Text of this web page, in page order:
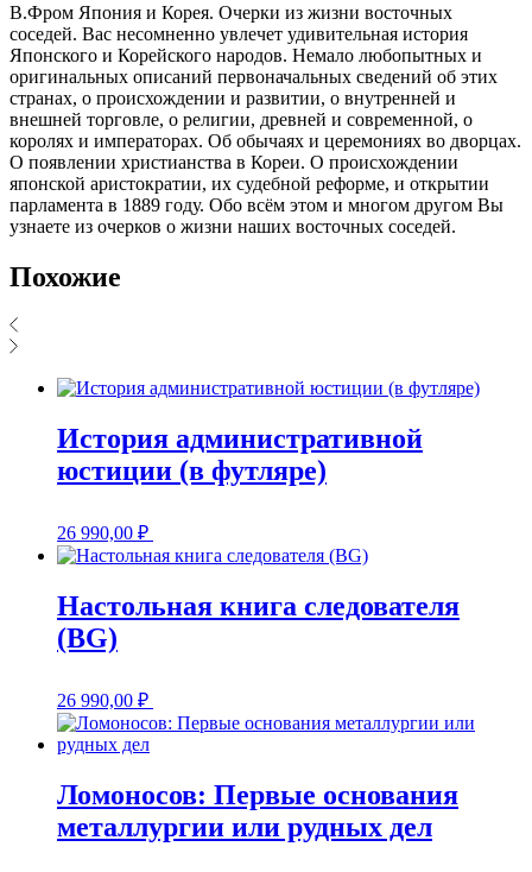
В.Фром Япония и Корея. Очерки из жизни восточных
соседей. Вас несомненно увлечет удивительная история
Японского и Корейского народов. Немало любопытных и
оригинальных описаний первоначальных сведений об этих
странах, о происхождении и развитии, о внутренней и
внешней торговле, о религии, древней и современной, о
королях и императорах. Об обычаях и церемониях во дворцах.
О появлении христианства в Кореи. О происхождении
японской аристократии, их судебной реформе, и открытии
парламента в 1889 году. Обо всём этом и многом другом Вы
узнаете из очерков о жизни наших восточных соседей.
Похожие
История административной
юстиции (в футляре)
26 990,00 ₽
Настольная книга следователя
(BG)
26 990,00 ₽
Ломоносов: Первые основания
металлургии или рудных дел